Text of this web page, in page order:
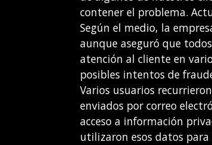
contener el problema.
Según el medio, la
aunque aseguró que
atención al cliente en
posibles intentos de
Varios usuarios
enviados por correo
acceso a información
utilizaron esos datos